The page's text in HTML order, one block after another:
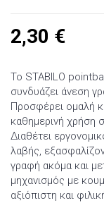
2,30 €
Το STABILO
συνδυάζει άνεση
Προσφέρει ομαλή
καθημερινή χρήση
Διαθέτει
λαβής,
γραφή ακόμα και
μηχανισμός με
αξιόπιστη και